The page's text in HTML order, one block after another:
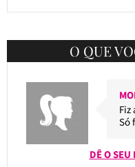
O QUE
Fiz
Só
DÊ O